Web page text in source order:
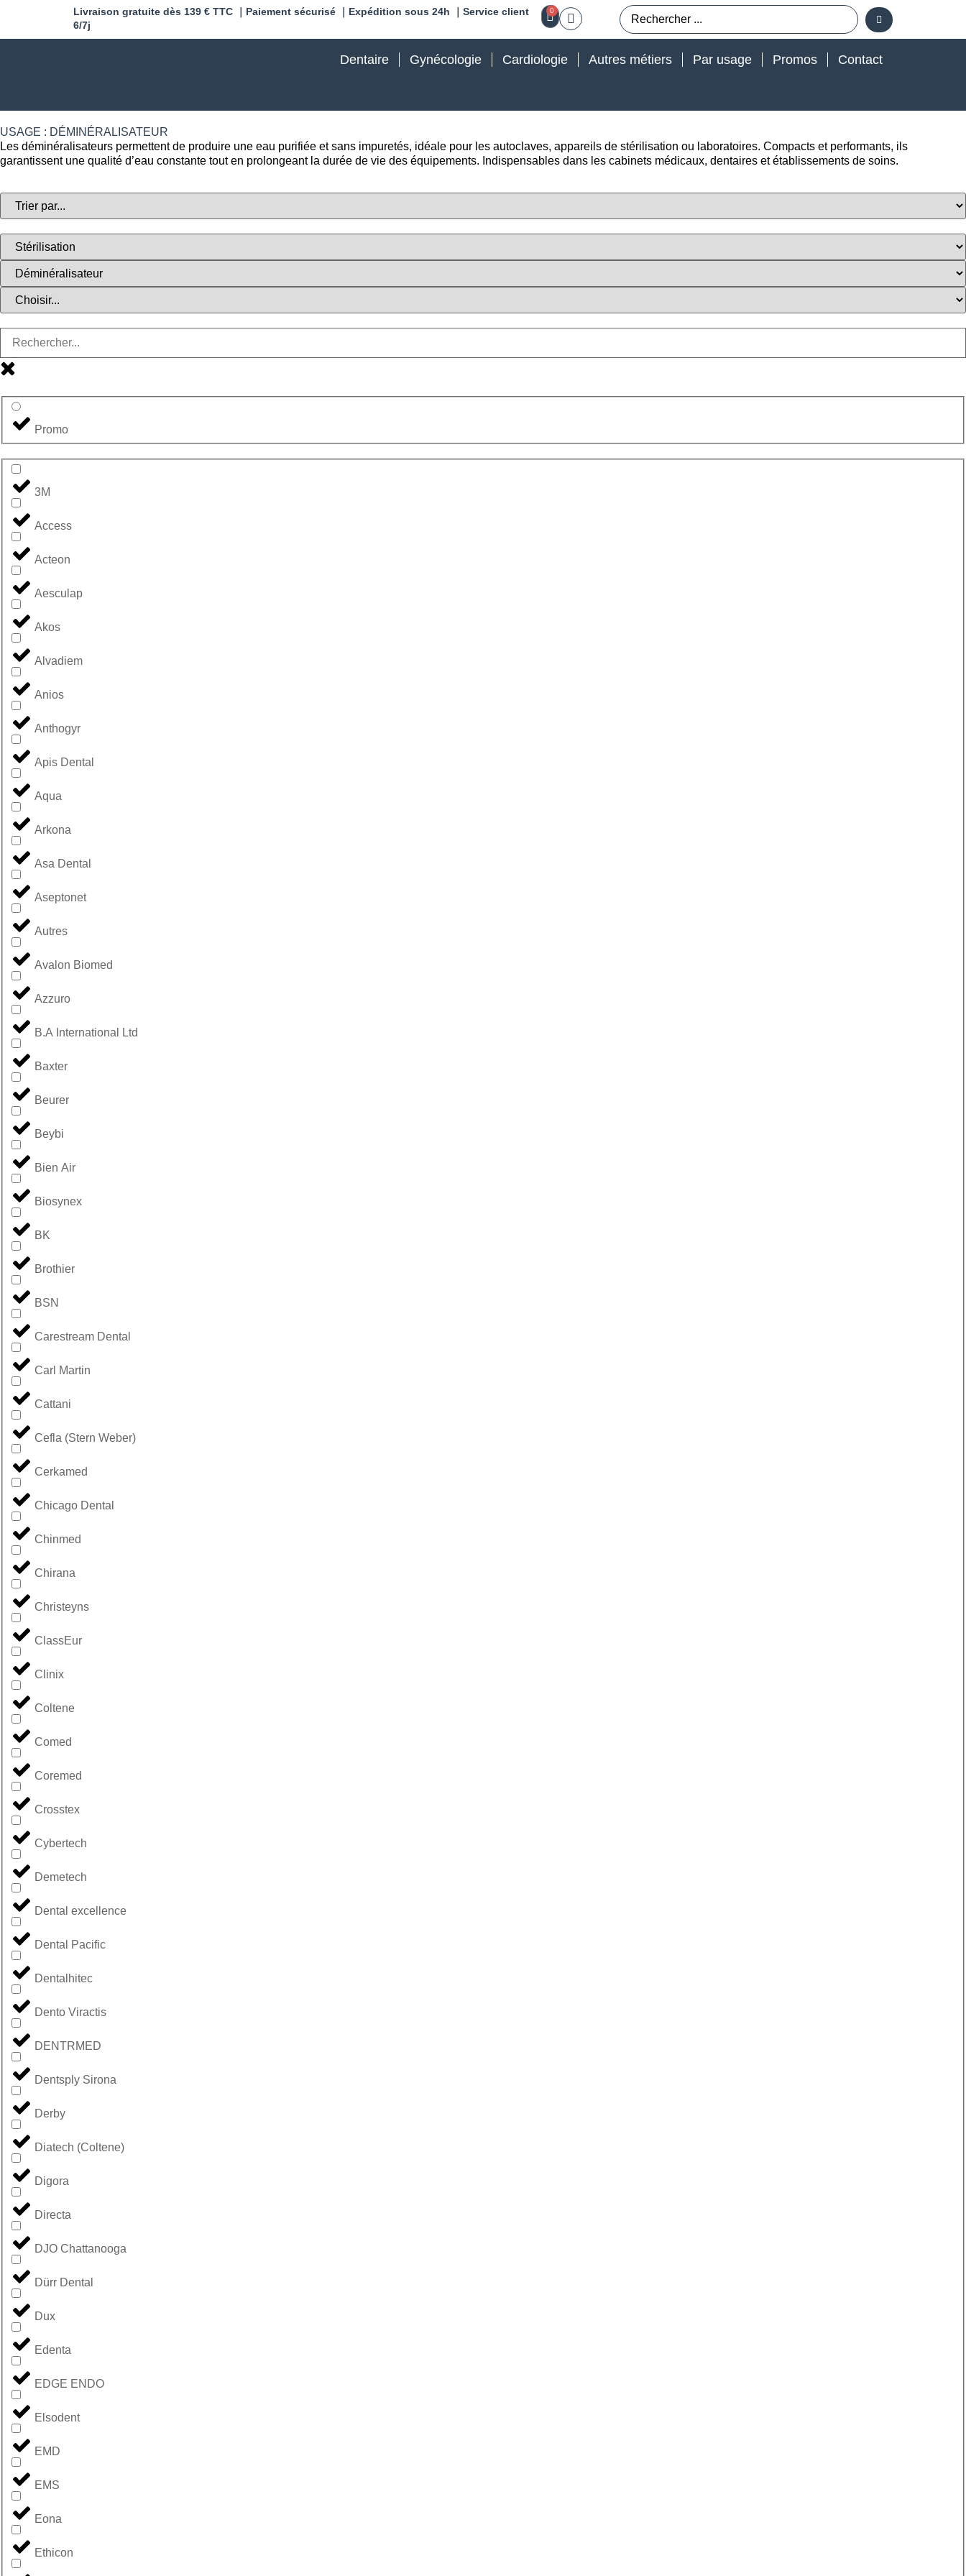
Livraison gratuite dès 139 € TTC ｜Paiement sécurisé ｜Expédition sous 24h ｜Service client
6/7j
0
Dentaire Gynécologie Cardiologie Autres métiers Par usage Promos Contact
USAGE : DÉMINÉRALISATEUR
Les déminéralisateurs permettent de produire une eau purifiée et sans impuretés, idéale pour les autoclaves, appareils de stérilisation ou laboratoires. Compacts et performants, ils
garantissent une qualité d’eau constante tout en prolongeant la durée de vie des équipements. Indispensables dans les cabinets médicaux, dentaires et établissements de soins.
Promo
3M
Access
Acteon
Aesculap
Akos
Alvadiem
Anios
Anthogyr
Apis Dental
Aqua
Arkona
Asa Dental
Aseptonet
Autres
Avalon Biomed
Azzuro
B.A International Ltd
Baxter
Beurer
Beybi
Bien Air
Biosynex
BK
Brothier
BSN
Carestream Dental
Carl Martin
Cattani
Cefla (Stern Weber)
Cerkamed
Chicago Dental
Chinmed
Chirana
Christeyns
ClassEur
Clinix
Coltene
Comed
Coremed
Crosstex
Cybertech
Demetech
Dental excellence
Dental Pacific
Dentalhitec
Dento Viractis
DENTRMED
Dentsply Sirona
Derby
Diatech (Coltene)
Digora
Directa
DJO Chattanooga
Dürr Dental
Dux
Edenta
EDGE ENDO
Elsodent
EMD
EMS
Eona
Ethicon